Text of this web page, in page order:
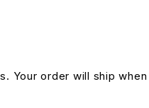
Your order will ship